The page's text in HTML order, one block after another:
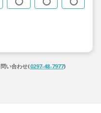
問い合わせ(0297-48-7977)